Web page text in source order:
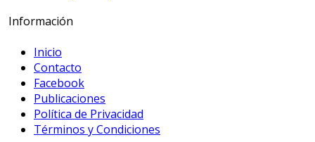
Información
Inicio
Contacto
Facebook
Publicaciones
Política de Privacidad
Términos y Condiciones